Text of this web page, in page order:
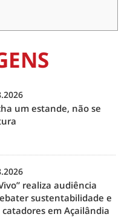
um estande, não se
realiza audiência
sustentabilidade e
em Açailândia